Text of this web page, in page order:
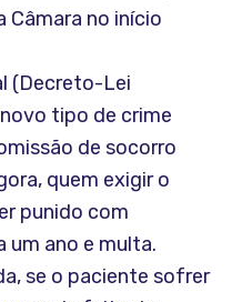
Câmara no início
(Decreto-Lei
tipo de crime
de socorro
quem exigir o
punido com
um ano e multa.
se o paciente sofrer